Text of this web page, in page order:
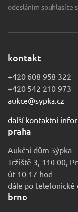
odesláním souhlasíte
kontakt
+420 608 958 322
+420 542 210 973
aukce@sypka.cz
další kontaktní
praha
Aukční dům Sýpka
Tržiště 3, 110 00,
út 10-17 hod
dále po telefonické
brno